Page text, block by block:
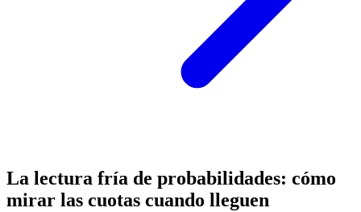
La lectura fría de probabilidades: cómo
mirar las cuotas cuando lleguen